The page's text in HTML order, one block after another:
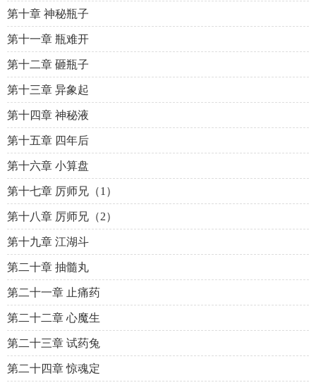
第十章 神秘瓶子
第十一章 瓶难开
第十二章 砸瓶子
第十三章 异象起
第十四章 神秘液
第十五章 四年后
第十六章 小算盘
第十七章 厉师兄（1）
第十八章 厉师兄（2）
第十九章 江湖斗
第二十章 抽髓丸
第二十一章 止痛药
第二十二章 心魔生
第二十三章 试药兔
第二十四章 惊魂定